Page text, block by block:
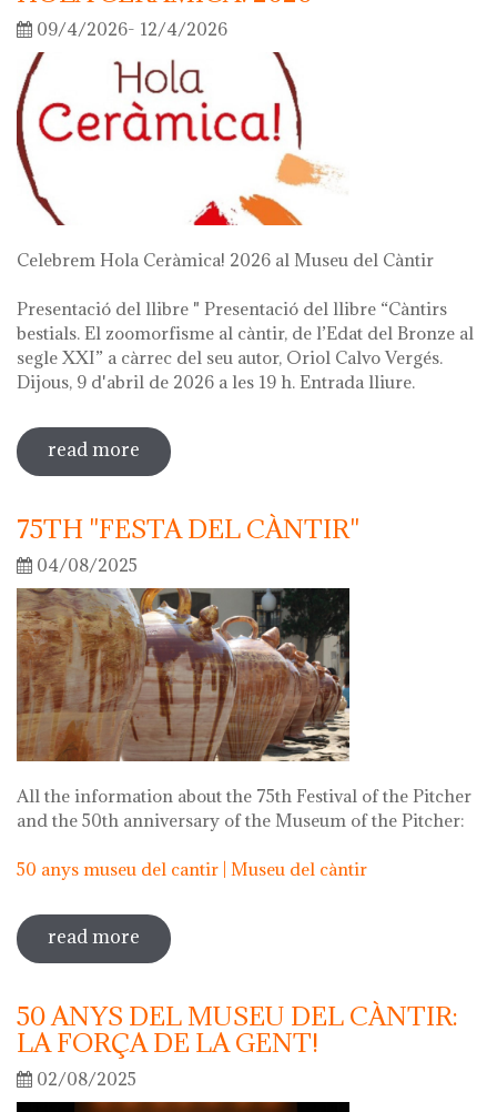
09/4/2026- 12/4/2026
Celebrem Hola Ceràmica! 2026 al Museu del Càntir
Presentació del llibre " Presentació del llibre “Càntirs
bestials. El zoomorfisme al càntir, de l’Edat del Bronze al
segle XXI” a càrrec del seu autor, Oriol Calvo Vergés.
Dijous, 9 d'abril de 2026 a les 19 h. Entrada lliure.
read more sobre hola ceràmica! 2026
75TH "FESTA DEL CÀNTIR"
04/08/2025
All the information about the 75th Festival of the Pitcher
and the 50th anniversary of the Museum of the Pitcher:
50 anys museu del cantir | Museu del càntir
read more sobre 75th "festa del càntir"
50 ANYS DEL MUSEU DEL CÀNTIR:
LA FORÇA DE LA GENT!
02/08/2025